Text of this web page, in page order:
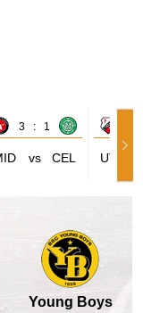
3 : 1
vs CEL UTR
Young Boys